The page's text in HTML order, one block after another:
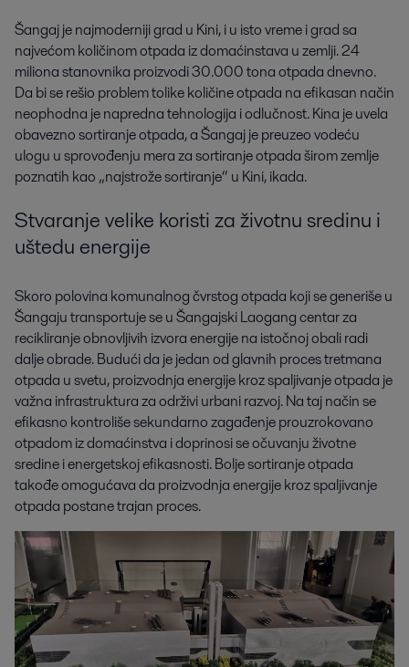
Šangaj je najmoderniji grad u Kini, i u isto vreme i grad sa
najvećom količinom otpada iz domaćinstava u zemlji. 24
miliona stanovnika proizvodi 30.000 tona otpada dnevno.
Da bi se rešio problem tolike količine otpada na efikasan način
neophodna je napredna tehnologija i odlučnost. Kina je uvela
obavezno sortiranje otpada, a Šangaj je preuzeo vodeću
ulogu u sprovođenju mera za sortiranje otpada širom zemlje
poznatih kao „najstrože sortiranje“ u Kini, ikada.
Stvaranje velike koristi za životnu sredinu i
uštedu energije
Skoro polovina komunalnog čvrstog otpada koji se generiše u
Šangaju transportuje se u Šangajski Laogang centar za
recikliranje obnovljivih izvora energije na istočnoj obali radi
dalje obrade. Budući da je jedan od glavnih proces tretmana
otpada u svetu, proizvodnja energije kroz spaljivanje otpada je
važna infrastruktura za održivi urbani razvoj. Na taj način se
efikasno kontroliše sekundarno zagađenje prouzrokovano
otpadom iz domaćinstva i doprinosi se očuvanju životne
sredine i energetskoj efikasnosti. Bolje sortiranje otpada
takođe omogućava da proizvodnja energije kroz spaljivanje
otpada postane trajan proces.